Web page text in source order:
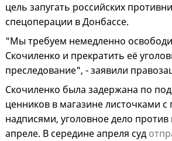
цель запугать российских
спецоперации в Донбассе.
"Мы требуем немедленно
Скочиленко и прекратить её
преследование", - заявили
Скочиленко была задержана по
ценников в магазине листочками
надписями, уголовное дело против
апреле. В середине апреля суд